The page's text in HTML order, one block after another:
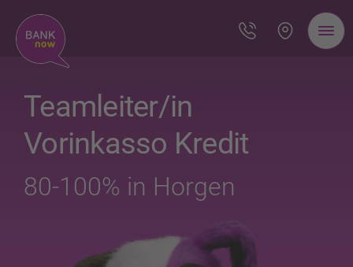
Teamleiter/in
Vorinkasso Kredit
80-100% in Horgen